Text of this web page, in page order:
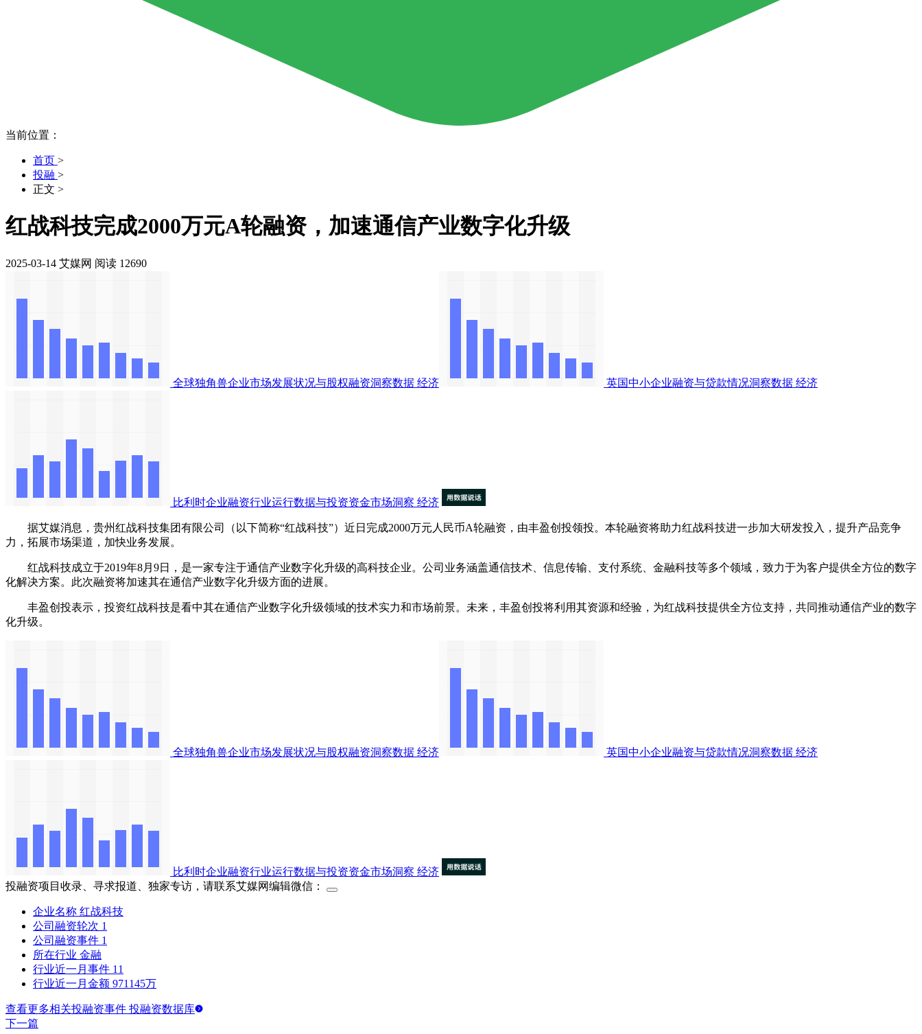
当前位置：
首页 >
投融 >
正文 >
红战科技完成2000万元A轮融资，加速通信产业数字化升级
2025-03-14 艾媒网 阅读 12690
全球独角兽企业市场发展状况与股权融资洞察数据 经济 英国中小企业融资与贷款情况洞察数据 经济
比利时企业融资行业运行数据与投资资金市场洞察 经济
据艾媒消息，贵州红战科技集团有限公司（以下简称“红战科技”）近日完成2000万元人民币A轮融资，由丰盈创投领投。本轮融资将助力红战科技进一步加大研发投入，提升产品竞争
力，拓展市场渠道，加快业务发展。
红战科技成立于2019年8月9日，是一家专注于通信产业数字化升级的高科技企业。公司业务涵盖通信技术、信息传输、支付系统、金融科技等多个领域，致力于为客户提供全方位的数字
化解决方案。此次融资将加速其在通信产业数字化升级方面的进展。
丰盈创投表示，投资红战科技是看中其在通信产业数字化升级领域的技术实力和市场前景。未来，丰盈创投将利用其资源和经验，为红战科技提供全方位支持，共同推动通信产业的数字
化升级。
全球独角兽企业市场发展状况与股权融资洞察数据 经济 英国中小企业融资与贷款情况洞察数据 经济
比利时企业融资行业运行数据与投资资金市场洞察 经济
投融资项目收录、寻求报道、独家专访，请联系艾媒网编辑微信：
企业名称 红战科技
公司融资轮次 1
公司融资事件 1
所在行业 金融
行业近一月事件 11
行业近一月金额 971145万
查看更多相关投融资事件 投融资数据库
下一篇